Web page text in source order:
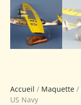
Accueil / Maquette /
US Navy